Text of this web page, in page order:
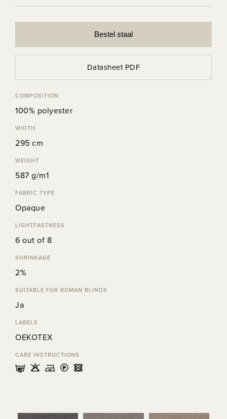
Bestel staal
Datasheet PDF
COMPOSITION
100% polyester
WIDTH
295 cm
WEIGHT
587 g/m1
FABRIC TYPE
Opaque
LIGHTFASTNESS
6 out of 8
SHRINKAGE
2%
SUITABLE FOR ROMAN BLINDS
Ja
LABELS
OEKOTEX
CARE INSTRUCTIONS
mHELU